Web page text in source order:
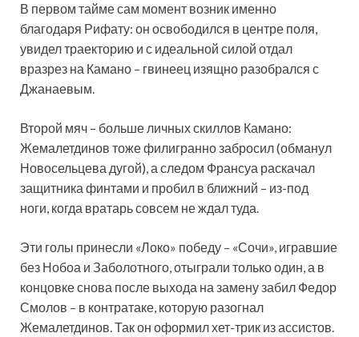
В первом тайме сам момент возник именно
благодаря Рифату: он освободился в центре поля,
увидел траекторию и с идеальной силой отдал
вразрез на Камано – гвинеец изящно разобрался с
Джанаевым.
Второй мяч – больше личных скиллов Камано:
Жемалетдинов тоже филигранно забросил (обманул
Новосельцева дугой), а следом Франсуа раскачал
защитника финтами и пробил в ближний – из-под
ноги, когда вратарь совсем не ждал туда.
Эти голы принесли «Локо» победу – «Сочи», игравшие
без Нобоа и Заболотного, отыграли только один, а в
концовке снова после выхода на замену забил Федор
Смолов – в контратаке, которую разогнал
Жемалетдинов. Так он оформил хет-трик из ассистов.